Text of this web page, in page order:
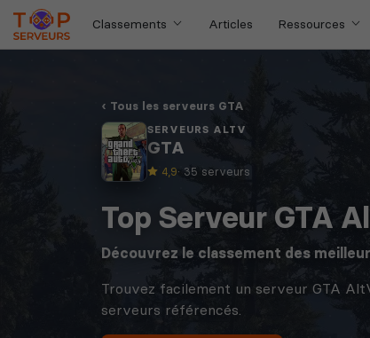
Classements Articles Ressources
Tous les serveurs GTA
SERVEURS ALTV
GTA
4,9· 35 serveurs
Top Serveur GTA
Découvrez le classement des
Trouvez facilement un serveur GTA
serveurs référencés.